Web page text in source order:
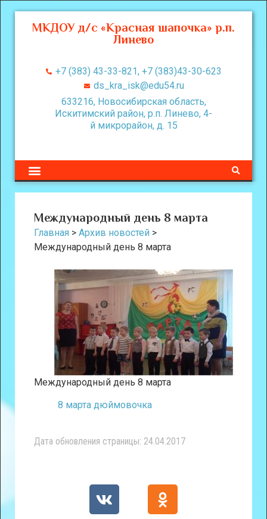
МКДОУ д/с «Красная шапочка» р.п.
Линево
+7 (383) 43-33-821, +7 (383)43-30-623
ds_kra_isk@edu54.ru
633216, Новосибирская область,
Искитимский район, р.п. Линево, 4-
й микрорайон, д. 15
Международный день 8 марта
Главная > Архив новостей >
Международный день 8 марта
Международный день 8 марта
8 марта дюймовочка
Дата обновления страницы: 24.04.2017